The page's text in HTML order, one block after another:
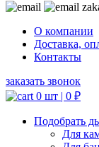
О компании
Доставка,
Контакты
заказать звонок
0 шт | 0 ₽
Подобрать
Для